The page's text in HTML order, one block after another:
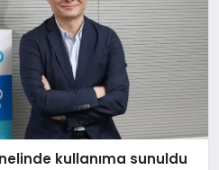
kullanıma sunuldu